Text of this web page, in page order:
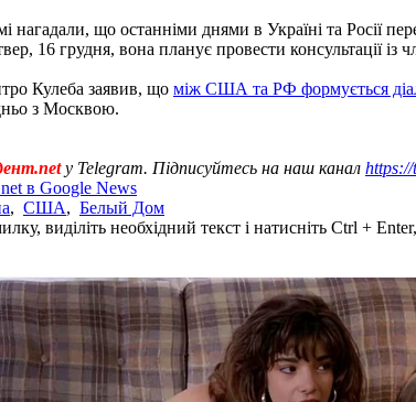
нагадали, що останніми днями в Україні та Росії
16 грудня, вона планує провести консультації
Кулеба заявив, що між США та РФ формується
з Москвою.
у Telegram. Підписуйтесь на наш канал https://
в Google News
, США, Белый Дом
виділіть необхідний текст і натисніть Ctrl +